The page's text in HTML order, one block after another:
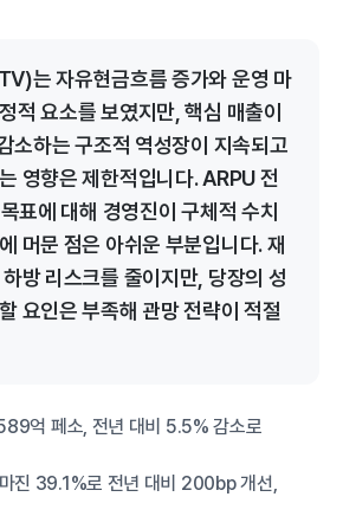
는 자유현금흐름 증가와 운영 마
적 요소를 보였지만, 핵심 매출이
소하는 구조적 역성장이 지속되고
영향은 제한적입니다. ARPU 전
표에 대해 경영진이 구체적 수치
머문 점은 아쉬운 부분입니다. 재
방 리스크를 줄이지만, 당장의 성
요인은 부족해 관망 전략이 적절
억 페소, 전년 대비 5.5% 감소로
진 39.1%로 전년 대비 200bp 개선,